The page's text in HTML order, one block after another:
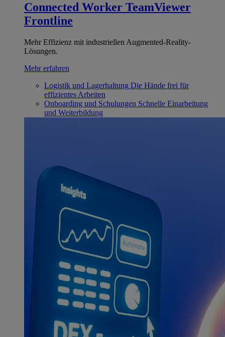
Connected Worker TeamViewer
Frontline
Mehr Effizienz mit industriellen Augmented-Reality-
Lösungen.
Mehr erfahren
Logistik und Lagerhaltung Die Hände frei für
effizientes Arbeiten
Onboarding und Schulungen Schnelle Einarbeitung
und Weiterbildung